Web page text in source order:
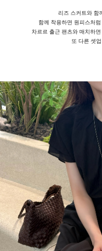
리즈 스커트와 함
함께 착용하면 원피스처
차르르 출근 팬츠와 매치하
또 다른 셋